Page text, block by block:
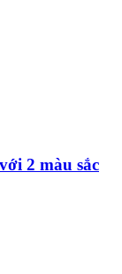
2 màu sắc